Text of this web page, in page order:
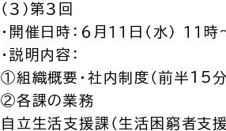
（３）第３回
・開催日時：６月１１日（水） １１
・説明内容：
①組織概要・社内制度（前半15分
②各課の業務
自立生活支援課（生活困窮者支援